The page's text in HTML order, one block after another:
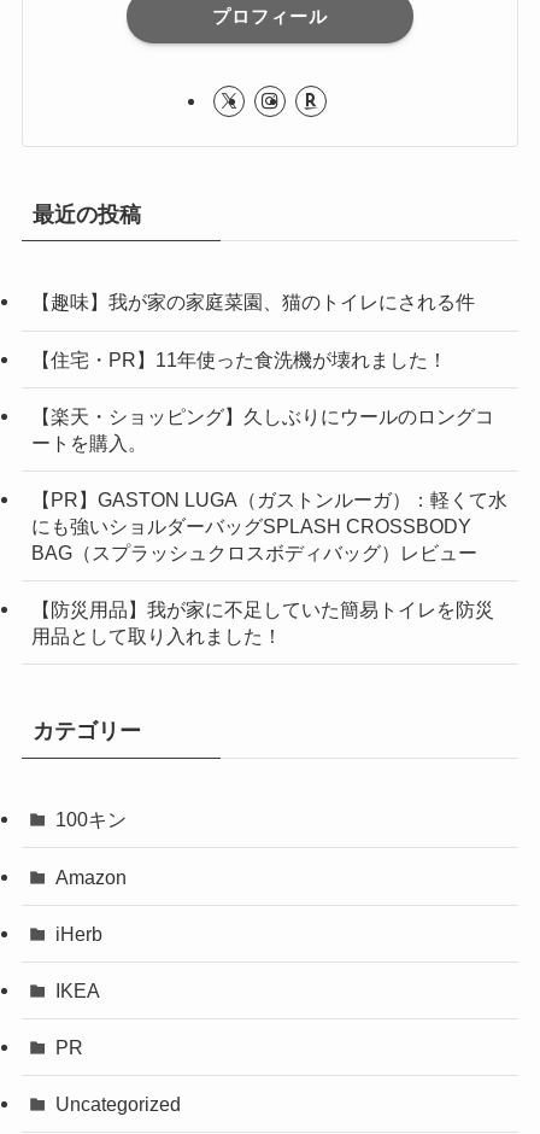
プロフィール
最近の投稿
【趣味】我が家の家庭菜園、猫のトイレにされる件
【住宅・PR】11年使った食洗機が壊れました！
【楽天・ショッピング】久しぶりにウールのロングコ
ートを購入。
【PR】GASTON LUGA（ガストンルーガ）：軽くて水
にも強いショルダーバッグSPLASH CROSSBODY
BAG（スプラッシュクロスボディバッグ）レビュー
【防災用品】我が家に不足していた簡易トイレを防災
用品として取り入れました！
カテゴリー
100キン
Amazon
iHerb
IKEA
PR
Uncategorized